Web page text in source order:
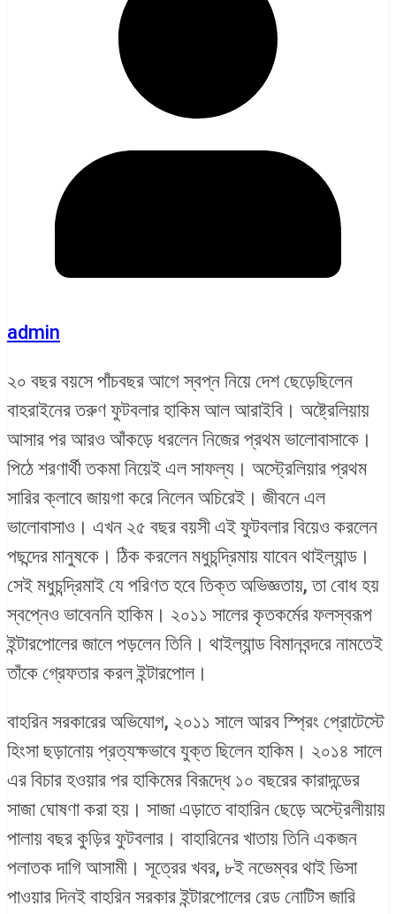
admin
২০ বছর বয়সে পাঁচবছর আগে স্বপ্ন নিয়ে দেশ ছেড়েছিলেন
বাহরাইনের তরুণ ফুটবলার হাকিম আল আরাইবি। অষ্ট্রেলিয়ায়
আসার পর আরও আঁকড়ে ধরলেন নিজের প্রথম ভালোবাসাকে।
পিঠে শরণার্থী তকমা নিয়েই এল সাফল্য। অস্ট্রেলিয়ার প্রথম
সারির ক্লাবে জায়গা করে নিলেন অচিরেই। জীবনে এল
ভালোবাসাও। এখন ২৫ বছর বয়সী এই ফুটবলার বিয়েও করলেন
পছন্দের মানুষকে। ঠিক করলেন মধুচন্দ্রিমায় যাবেন থাইল্যান্ড।
সেই মধুচন্দ্রিমাই যে পরিণত হবে তিক্ত অভিজ্ঞতায়, তা বোধ হয়
স্বপ্নেও ভাবেননি হাকিম। ২০১১ সালের কৃতকর্মের ফলস্বরূপ
ইন্টারপোলের জালে পড়লেন তিনি। থাইল্যান্ড বিমানবন্দরে নামতেই
তাঁকে গ্রেফতার করল ইন্টারপোল।
বাহরিন সরকারের অভিযোগ, ২০১১ সালে আরব স্প্রিং প্রোটেস্টে
হিংসা ছড়ানোয় প্রত্যক্ষভাবে যুক্ত ছিলেন হাকিম। ২০১৪ সালে
এর বিচার হওয়ার পর হাকিমের বিরূদ্ধে ১০ বছরের কারাদন্ডের
সাজা ঘোষণা করা হয়। সাজা এড়াতে বাহারিন ছেড়ে অস্ট্রেলীয়ায়
পালায় বছর কুড়ির ফুটবলার। বাহারিনের খাতায় তিনি একজন
পলাতক দাগি আসামী। সূত্রের খবর, ৮ই নভেম্বর থাই ভিসা
পাওয়ার দিনই বাহরিন সরকার ইন্টারপোলের রেড নোটিস জারি